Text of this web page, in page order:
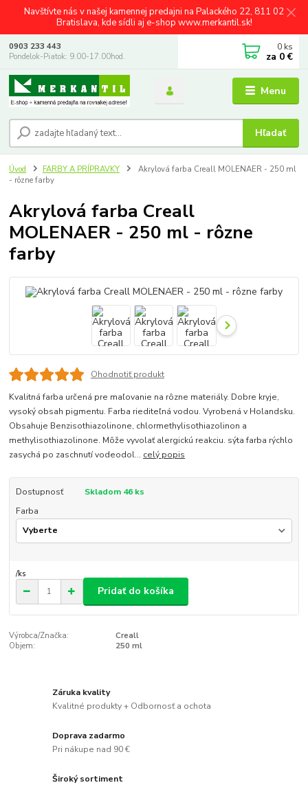
Navštívte nás v našej kamennej predajni na Palackého 22, 811 02
Bratislava, kde sídli aj e-shop www.merkantil.sk!
Menu
Hľadať
0903 233 443
Pondelok-Piatok: 9.00-17.00hod.
0 ks
za 0 €
Úvod FARBY A PRÍPRAVKY
Akrylová farba Creall MOLENAER - 250 ml
- rôzne farby
Akrylová farba Creall
MOLENAER - 250 ml - rôzne
farby
Ohodnotiť produkt
Kvalitná farba určená pre maľovanie na rôzne materiály. Dobre kryje,
vysoký obsah pigmentu. Farba riediteľná vodou. Vyrobená v Holandsku.
Obsahuje Benzisothiazolinone, chlormethylisothiazolinon a
methylisothiazolinone. Môže vyvolať alergickú reakciu. sýta farba rýchlo
zasychá po zaschnutí vodeodol... celý popis
Dostupnosť
Skladom 46 ks
Farba
/ks
Pridať do košíka
Výrobca/Značka:
Creall
Objem:
250 ml
Záruka kvality
Kvalitné produkty + Odbornosť a ochota
Doprava zadarmo
Pri nákupe nad 90 €
Široký sortiment